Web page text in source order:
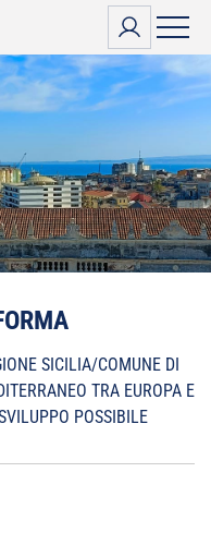
SICILIA/COMUNE DI
TRA EUROPA E
POSSIBILE